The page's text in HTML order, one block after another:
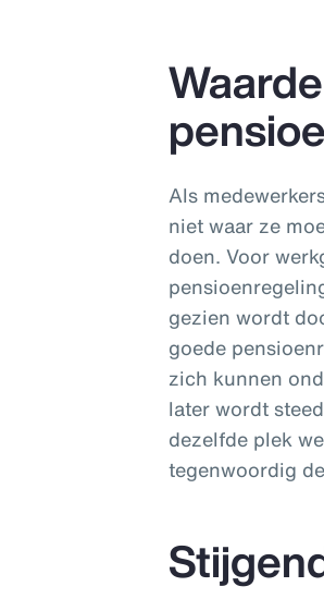
Als
niet waar ze
doen. Voor
gezien wordt
goede
zich kunnen
later wordt
dezelfde plek
tegenwoordig